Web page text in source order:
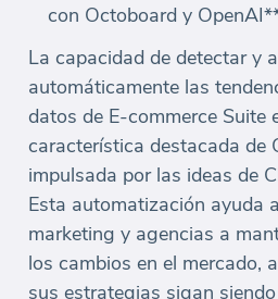
con Octoboard y
La capacidad de detectar y
automáticamente las
datos de E-commerce Suite
característica destacada de
impulsada por las ideas de
Esta automatización ayuda
marketing y agencias a
los cambios en el mercado,
sus estrategias sigan